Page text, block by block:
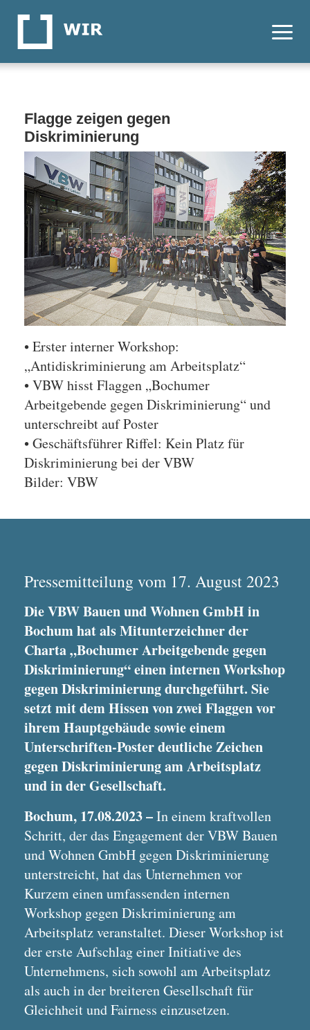
Flagge zeigen gegen
Diskriminierung
• Erster interner Workshop:
„Antidiskriminierung am Arbeitsplatz“
• VBW hisst Flaggen „Bochumer
Arbeitgebende gegen Diskriminierung“ und
unterschreibt auf Poster
• Geschäftsführer Riffel: Kein Platz für
Diskriminierung bei der VBW
Bilder: VBW
Pressemitteilung vom 17. August 2023
Die VBW Bauen und Wohnen GmbH in
Bochum hat als Mitunterzeichner der
Charta „Bochumer Arbeitgebende gegen
Diskriminierung“ einen internen Workshop
gegen Diskriminierung durchgeführt. Sie
setzt mit dem Hissen von zwei Flaggen vor
ihrem Hauptgebäude sowie einem
Unterschriften-Poster deutliche Zeichen
gegen Diskriminierung am Arbeitsplatz
und in der Gesellschaft.
Bochum, 17.08.2023 –In einem kraftvollen
Schritt, der das Engagement der VBW Bauen
und Wohnen GmbH gegen Diskriminierung
unterstreicht, hat das Unternehmen vor
Kurzem einen umfassenden internen
Workshop gegen Diskriminierung am
Arbeitsplatz veranstaltet. Dieser Workshop ist
der erste Aufschlag einer Initiative des
Unternehmens, sich sowohl am Arbeitsplatz
als auch in der breiteren Gesellschaft für
Gleichheit und Fairness einzusetzen.